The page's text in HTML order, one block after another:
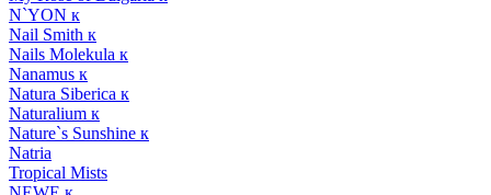
N`YON к
Nail Smith к
Nails Molekula к
Nanamus к
Natura Siberica к
Naturalium к
Nature`s Sunshine к
Natria
Tropical Mists